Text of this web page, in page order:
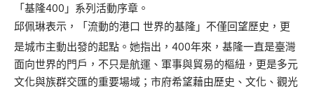
「基隆400」系列活動序章。
邱佩琳表示，「流動的港口 世界的基隆」不僅回望歷史，更
是城市主動出發的起點。她指出，400年來，基隆一直是臺灣
面向世界的門戶，不只是航運、軍事與貿易的樞紐，更是多元
文化與族群交匯的重要場域；市府希望藉由歷史、文化、觀光